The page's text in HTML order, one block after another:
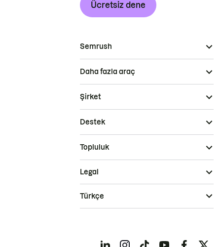
Ücretsiz dene
Semrush
Daha fazla araç
Şirket
Destek
Topluluk
Legal
Türkçe